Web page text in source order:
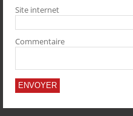
Site internet
Commentaire